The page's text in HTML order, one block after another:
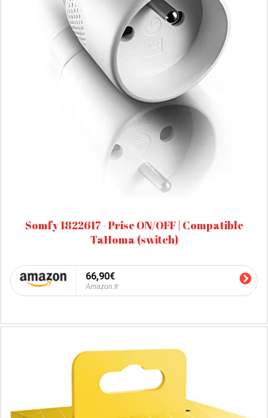
Somfy 1822617 - Prise ON/OFF | Compatible
TaHoma (switch)
66,90€
Amazon.fr